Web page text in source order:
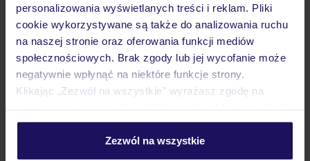
personalizowania wyświetlanych treści i reklam. Pliki
cookie wykorzystywane są także do analizowania ruchu
na naszej stronie oraz oferowania funkcji mediów
społecznościowych. Brak zgody lub jej wycofanie może
negatywnie wpłynąć na niektóre funkcje strony.
Klikając „Zezwól na wszystkie” wyrażasz zgodę na
personalizować swój wybór wchodząc w zakładkę
Szczegółowe informacje o plikach cookie znajdziesz
Zezwól na wszystkie
Opinie
Pokoje